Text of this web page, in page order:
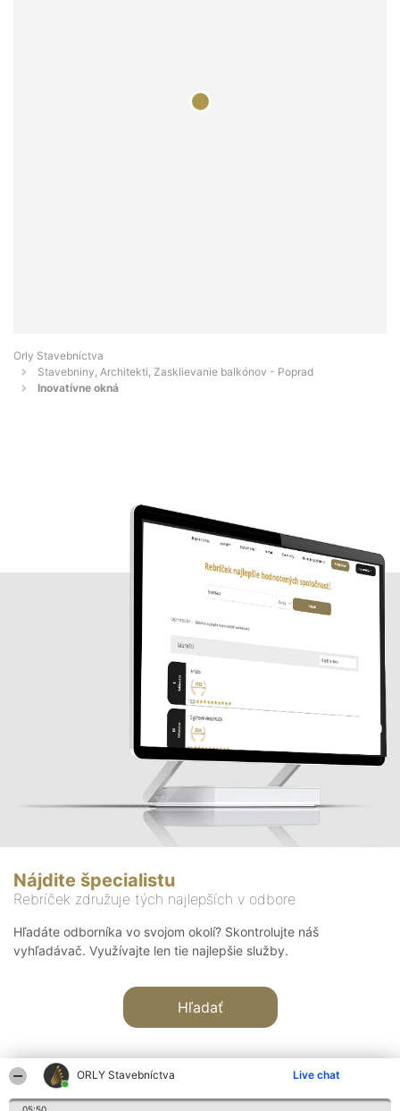
ORLY Stavebníctva Live chat
Orly Stavebníctva
Stavebniny, Architekti, Zasklievanie balkónov - Poprad
Inovatívne okná
Nájdite špecialistu
Rebríček združuje tých najlepších v odbore
Hľadáte odborníka vo svojom okolí? Skontrolujte náš
vyhľadávač. Využívajte len tie najlepšie služby.
Hľadať